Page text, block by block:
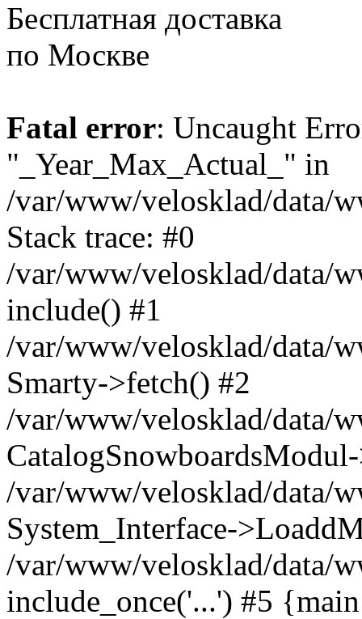
Бесплатная доставка
по Москве
Fatal error: Uncaught
"_Year_Max_Actual_" in
/var/www/velosklad/data/
Stack trace: #0
/var/www/velosklad/data/
include() #1
/var/www/velosklad/data/
Smarty->fetch() #2
/var/www/velosklad/data/
/var/www/velosklad/data/
System_Interface-
/var/www/velosklad/data/
include_once('...') #5